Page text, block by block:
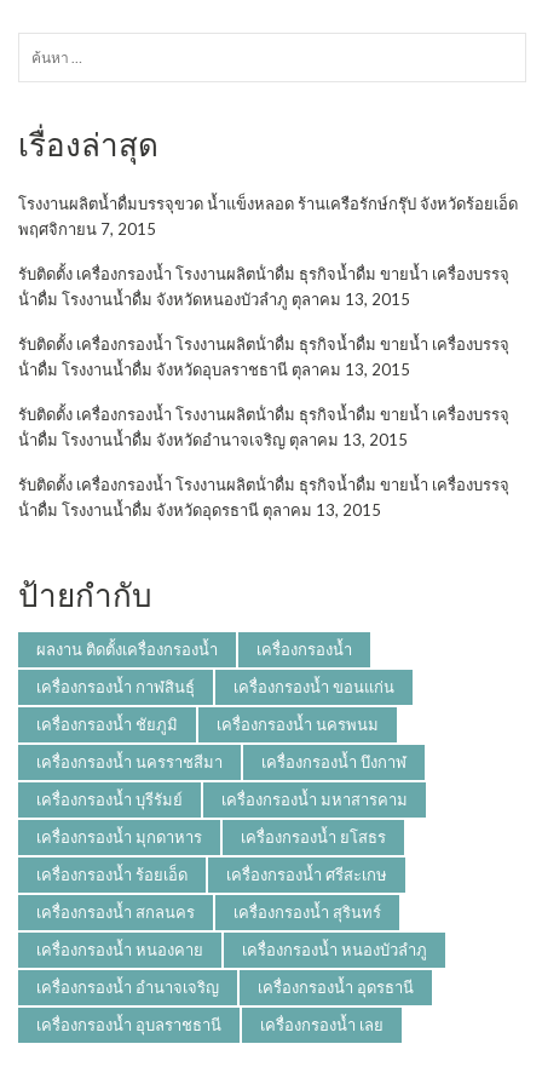
เรื่องล่าสุด
โรงงานผลิตน้ำดื่มบรรจุขวด น้ำแข็งหลอด ร้านเครือรักษ์กรุ๊ป จังหวัดร้อยเอ็ด
พฤศจิกายน 7, 2015
รับติดตั้ง เครื่องกรองน้ำ โรงงานผลิตน้ําดื่ม ธุรกิจน้ำดื่ม ขายน้ำ เครื่องบรรจุ
น้ําดื่ม โรงงานน้ำดื่ม จังหวัดหนองบัวลำภู ตุลาคม 13, 2015
รับติดตั้ง เครื่องกรองน้ำ โรงงานผลิตน้ําดื่ม ธุรกิจน้ำดื่ม ขายน้ำ เครื่องบรรจุ
น้ําดื่ม โรงงานน้ำดื่ม จังหวัดอุบลราชธานี ตุลาคม 13, 2015
รับติดตั้ง เครื่องกรองน้ำ โรงงานผลิตน้ําดื่ม ธุรกิจน้ำดื่ม ขายน้ำ เครื่องบรรจุ
น้ําดื่ม โรงงานน้ำดื่ม จังหวัดอำนาจเจริญ ตุลาคม 13, 2015
รับติดตั้ง เครื่องกรองน้ำ โรงงานผลิตน้ําดื่ม ธุรกิจน้ำดื่ม ขายน้ำ เครื่องบรรจุ
น้ําดื่ม โรงงานน้ำดื่ม จังหวัดอุดรธานี ตุลาคม 13, 2015
ป้ายกำกับ
ผลงาน ติดตั้งเครื่องกรองน้ำ
เครื่องกรองน้ำ
เครื่องกรองน้ำ กาฬสินธุ์
เครื่องกรองน้ำ ขอนแก่น
เครื่องกรองน้ำ ชัยภูมิ
เครื่องกรองน้ำ นครพนม
เครื่องกรองน้ำ นครราชสีมา
เครื่องกรองน้ำ บึงกาฬ
เครื่องกรองน้ำ บุรีรัมย์
เครื่องกรองน้ำ มหาสารคาม
เครื่องกรองน้ำ มุกดาหาร
เครื่องกรองน้ำ ยโสธร
เครื่องกรองน้ำ ร้อยเอ็ด
เครื่องกรองน้ำ ศรีสะเกษ
เครื่องกรองน้ำ สกลนคร
เครื่องกรองน้ำ สุรินทร์
เครื่องกรองน้ำ หนองคาย
เครื่องกรองน้ำ หนองบัวลำภู
เครื่องกรองน้ำ อำนาจเจริญ
เครื่องกรองน้ำ อุดรธานี
เครื่องกรองน้ำ อุบลราชธานี
เครื่องกรองน้ำ เลย